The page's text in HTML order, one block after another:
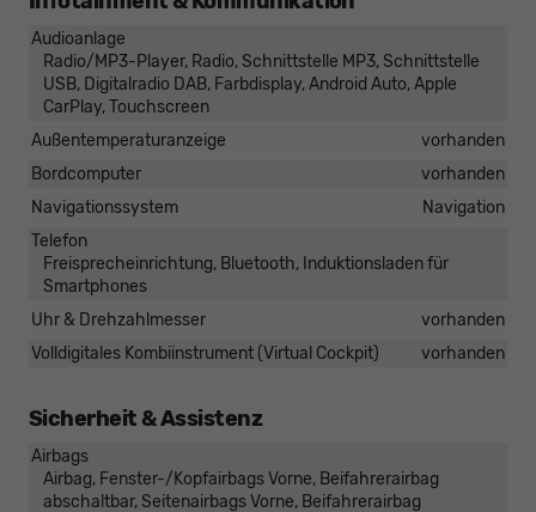
Audioanlage
Radio/MP3-Player, Radio, Schnittstelle MP3, Schnittstelle
USB, Digitalradio DAB, Farbdisplay, Android Auto, Apple
CarPlay, Touchscreen
Außentemperaturanzeige
vorhanden
Bordcomputer
vorhanden
Navigationssystem
Navigation
Telefon
Freisprecheinrichtung, Bluetooth, Induktionsladen für
Smartphones
Uhr & Drehzahlmesser
vorhanden
Volldigitales Kombiinstrument (Virtual Cockpit)
vorhanden
Sicherheit & Assistenz
Airbags
Airbag, Fenster-/Kopfairbags Vorne, Beifahrerairbag
abschaltbar, Seitenairbags Vorne, Beifahrerairbag